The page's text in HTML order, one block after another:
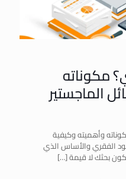
مكوناته
الماجستير
وأهميته وكيفية
الفقري والأساس الذي
بحثك لا قيمة[…]